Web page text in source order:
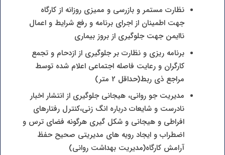
نظارت مستمر و بازرسی و ممیزی روزانه از کارگاه
جهت اطمینان از اجرای برنامه و رفع شرایط و اعمال
ناایمن جهت جلوگیری از بروز بیماری
برنامه ریزی و نظارت بر جلوگیری از ازدحام و تجمع
کارگران و رعایت فاصله اجتماعی اعلام شده توسط
مراجع ذی ربط(حداقل 2 متر)
مدیریت جو روانی، هیجانی جلوگیری از انتشار اخبار
نادرست و شایعات درباره انگ زنی،کنترل رفتارهای
افراطی و هیجانی و شکل گیری هرگونه فضای ترس و
اضطراب و ایجاد رویه های مدیریتی صحیح حفظ
آرامش کارگاه(مدیریت بهداشت روانی)